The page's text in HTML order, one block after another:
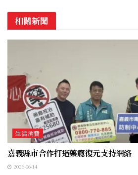
相關新聞
生活消費
嘉義縣市合作打造藥癮復元支持網
2026-06-14